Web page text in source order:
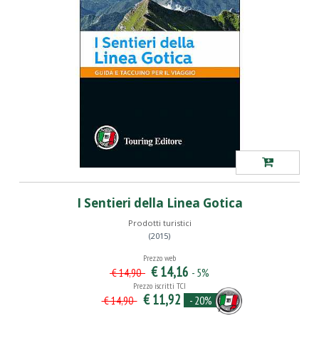
I Sentieri della Linea Gotica
Prodotti turistici
(2015)
Prezzo web
€ 14,90 € 14,16 - 5%
Prezzo iscritti TCI
€ 14,90 € 11,92 - 20%